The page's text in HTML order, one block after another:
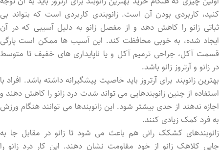
کنید، کاربردی بودن آن است. زانوبندی کاربردی است که بتواند بی
ثباتی زانو را کاهش دهد و از مفصل زانو به دلیل آسیبی که در آن
ایجاد شده، به خوبی محافظت کند. این آسیب ها ممکن است پارگی
قسمت آکل، جراحی ترمیم آکل و یا ناپایداری های خفیف تا متوسط
در زانو و آرتروز زانو باشد.
بهترین زانوبند برای آرتروز باید خاصیت پیشگیرانه داشته باشد. افراد با
استفاده از چنین زانوبندهایی می تواند شدت درد زانو را کاهش دهند و
اجازه ندهند از حدی بیشتر شود. این زانوبندها می توانند هنگام ورزش
به فرد کمک زیادی کنند.
زانوبندهای کشکک رانی هم باعث می شود تا زانو در مقابل جا به
جایی کلاهک زانو از خود مقاومت نشان دهند. این کار درد زانو را